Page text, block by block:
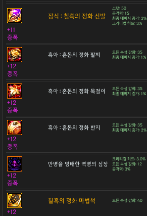
잠식 : 칠흑의 정화 신발
스탯: 50
공격력: 15
최종 데미지 증가: 3%
크리티컬 히트: 3%
+11
증폭
흑아 : 혼돈의 정화 팔찌
모든 속성 강화: 35
최종 데미지 증가: 1%
+12
증폭
흑아 : 혼돈의 정화 목걸이
모든 속성 강화: 35
최종 데미지 증가: 1%
+12
증폭
흑아 : 혼돈의 정화 반지
모든 속성 강화: 35
최종 데미지 증가: 2%
+12
증폭
만병을 잉태한 역병의 심장
크리티컬 히트: 3.0%
모든 속성 강화: 12
공격력: 3%
+12
증폭
칠흑의 정화 마법석 모든 속성 강화: 40
+12